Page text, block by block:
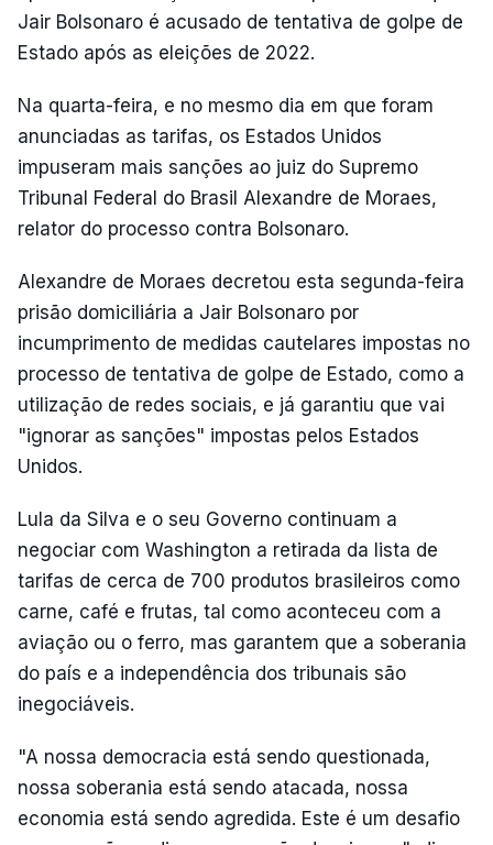
Jair Bolsonaro é acusado de tentativa de golpe de
Estado após as eleições de 2022.
Na quarta-feira, e no mesmo dia em que foram
anunciadas as tarifas, os Estados Unidos
impuseram mais sanções ao juiz do Supremo
Tribunal Federal do Brasil Alexandre de Moraes,
relator do processo contra Bolsonaro.
Alexandre de Moraes decretou esta segunda-feira
prisão domiciliária a Jair Bolsonaro por
incumprimento de medidas cautelares impostas no
processo de tentativa de golpe de Estado, como a
utilização de redes sociais, e já garantiu que vai
"ignorar as sanções" impostas pelos Estados
Unidos.
Lula da Silva e o seu Governo continuam a
negociar com Washington a retirada da lista de
tarifas de cerca de 700 produtos brasileiros como
carne, café e frutas, tal como aconteceu com a
aviação ou o ferro, mas garantem que a soberania
do país e a independência dos tribunais são
inegociáveis.
"A nossa democracia está sendo questionada,
nossa soberania está sendo atacada, nossa
economia está sendo agredida. Este é um desafio